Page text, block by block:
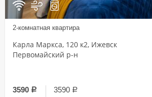
2-комнатная квартира
Карла Маркса, 120 к2, Ижевск
Первомайский р-н
3590 a 3590 a